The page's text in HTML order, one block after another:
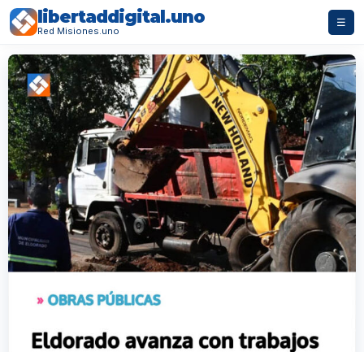
libertaddigital.uno
Red Misiones.uno
☰